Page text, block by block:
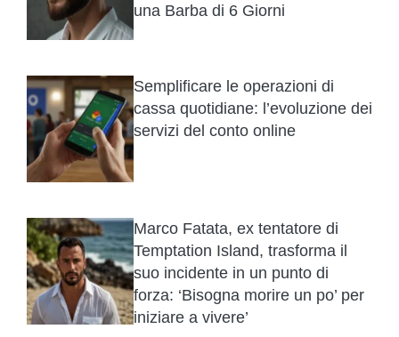
una Barba di 6 Giorni
Semplificare le operazioni di
cassa quotidiane: l’evoluzione dei
servizi del conto online
Marco Fatata, ex tentatore di
Temptation Island, trasforma il
suo incidente in un punto di
forza: ‘Bisogna morire un po’ per
iniziare a vivere’